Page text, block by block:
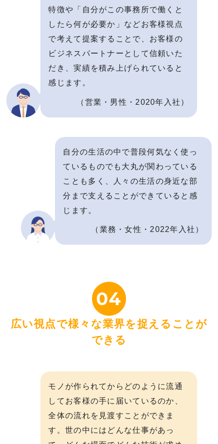
特徴や「自分がこの事務所で働くと
したら何が必要か」などお客様視点
で考えて提案することで、お客様の
ビジネスパートナーとして信頼いた
だき、実績を積み上げられていると
感じます。
（営業・男性・2020年入社）
自分の生活の中で普段何気なく使っ
ているものでも大丸が関わっている
ことも多く、人々の生活の身近な部
分まで支えることができていると感
じます。
（業務・女性・2022年入社）
04
広い視点で様々な業界を捉えることが
できる
モノが作られてからどのように流通
してお客様の手に届いているのか、
全体の流れを見渡すことができま
す。世の中にはどんな仕事があっ